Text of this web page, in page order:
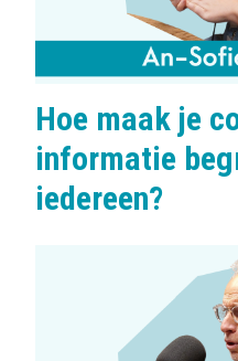
Hoe maak je
informatie
iedereen?